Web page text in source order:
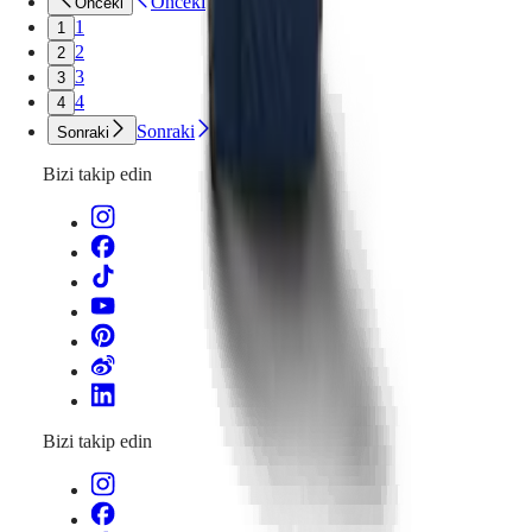
1 1
2 2
3 3
4 4
Sonraki Sonraki
Bizi takip edin
Bizi takip edin